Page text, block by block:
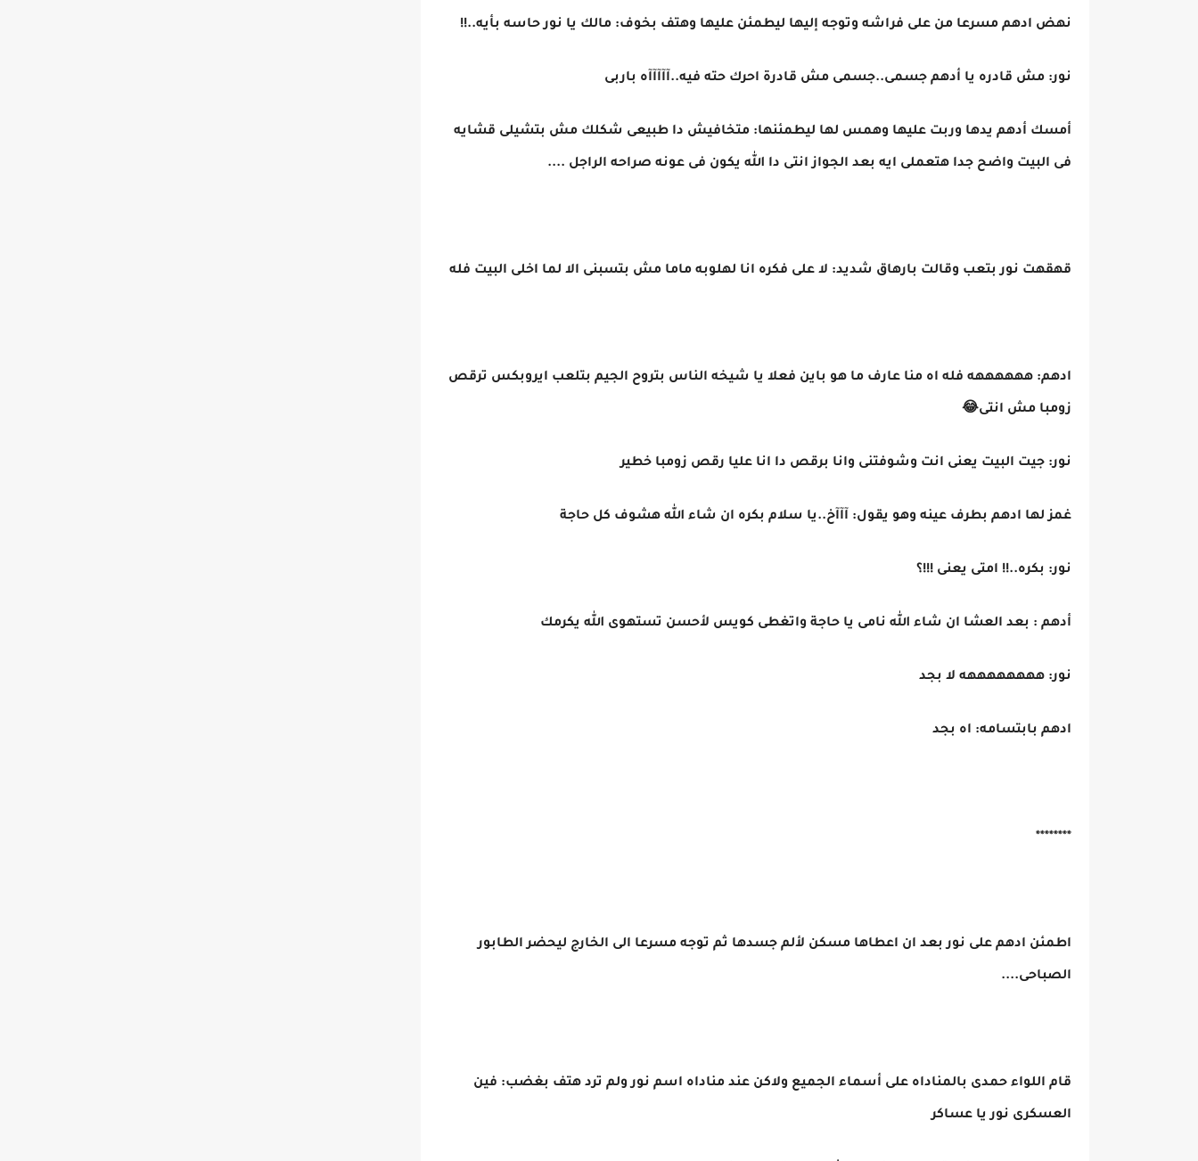
نهض ادهم مسرعا من على فراشه وتوجه إليها ليطمئن عليها وهتف بخوف: مالك يا نور حاسه بأيه..!!
نور: مش قادره يا أدهم جسمى..جسمى مش قادرة احرك حته فيه..آآآآآه باربى
أمسك أدهم يدها وربت عليها وهمس لها ليطمئنها: متخافيش دا طبيعى شكلك مش بتشيلى قشايه
فى البيت واضح جدا هتعملى ايه بعد الجواز انتى دا الله يكون فى عونه صراحه الراجل ....
قهقهت نور بتعب وقالت بارهاق شديد: لا على فكره انا لهلوبه ماما مش بتسبنى الا لما اخلى البيت فله
ادهم: ههههههه فله اه منا عارف ما هو باين فعلا يا شيخه الناس بتروح الجيم بتلعب ايروبكس ترقص
زومبا مش انتى😂
نور: جيت البيت يعنى انت وشوفتنى وانا برقص دا انا عليا رقص زومبا خطير
غمز لها ادهم بطرف عينه وهو يقول: آآآخ..يا سلام بكره ان شاء الله هشوف كل حاجة
نور: بكره..!! امتى يعنى !!!؟
أدهم : بعد العشا ان شاء الله نامى يا حاجة واتغطى كويس لأحسن تستهوى الله يكرمك
نور: ههههههههه لا بجد
ادهم بابتسامه: اه بجد
********
اطمئن ادهم على نور بعد ان اعطاها مسكن لألم جسدها ثم توجه مسرعا الى الخارج ليحضر الطابور
الصباحى....
قام اللواء حمدى بالمناداه على أسماء الجميع ولاكن عند مناداه اسم نور ولم ترد هتف بغضب: فين
العسكرى نور يا عساكر